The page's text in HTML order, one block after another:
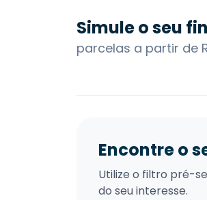
Simule o seu
parcelas a partir de
Encontre o
Utilize o filtro pré-
do seu interesse.